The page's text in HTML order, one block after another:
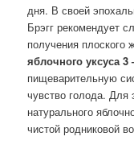
дня. В своей
Брэгг рекомендует
получения плоского
яблочного уксуса 3
пищеварительную
чувство голода. Для
натурального
чистой родниковой